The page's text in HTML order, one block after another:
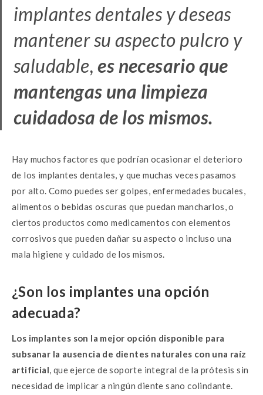
implantes dentales y deseas
mantener su aspecto pulcro y
saludable,es necesario que
mantengas una limpieza
cuidadosa de los mismos.
Hay muchos factores que podrían ocasionar el deterioro
de los implantes dentales, y que muchas veces pasamos
por alto. Como puedes ser golpes, enfermedades bucales,
alimentos o bebidas oscuras que puedan mancharlos, o
ciertos productos como medicamentos con elementos
corrosivos que pueden dañar su aspecto o incluso una
mala higiene y cuidado de los mismos.
¿Son los implantes una opción
adecuada?
Los implantes son la mejor opción disponible para
subsanar la ausencia de dientes naturales con una raíz
artificial, que ejerce de soporte integral de la prótesis sin
necesidad de implicar a ningún diente sano colindante.